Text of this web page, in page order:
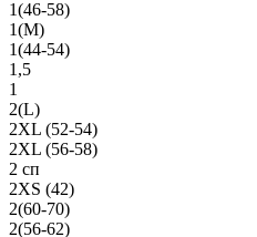
1(46-58)
1(М)
1(44-54)
1,5
1
2(L)
2XL (52-54)
2XL (56-58)
2 сп
2XS (42)
2(60-70)
2(56-62)